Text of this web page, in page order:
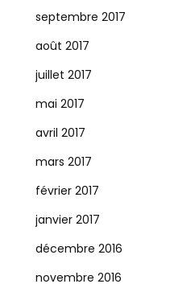
septembre 2017
août 2017
juillet 2017
mai 2017
avril 2017
mars 2017
février 2017
janvier 2017
décembre 2016
novembre 2016